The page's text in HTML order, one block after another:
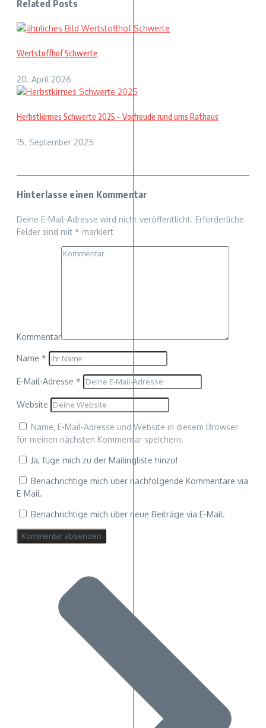
Related Posts
Wertstoffhof Schwerte
20. April 2026
Herbstkirmes Schwerte 2025 – Vorfreude rund ums Rathaus
15. September 2025
Hinterlasse einen Kommentar
Deine E-Mail-Adresse wird nicht veröffentlicht. Erforderliche
Felder sind mit * markiert
Kommentar
Name *
E-Mail-Adresse *
Website
Name, E-Mail-Adresse und Website in diesem Browser
für meinen nächsten Kommentar speichern.
Ja, füge mich zu der Mailingliste hinzu!
Benachrichtige mich über nachfolgende Kommentare via
E-Mail.
Benachrichtige mich über neue Beiträge via E-Mail.